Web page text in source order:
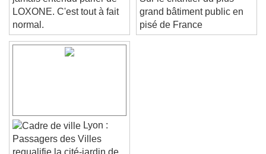
Close Modal Dialog
End of dialog window.
jamais entendu parler de
LOXONE. C'est tout à fait
normal.
Sur le chantier du plus
grand bâtiment public en
pisé de France
Lyon :
Passagers des Villes